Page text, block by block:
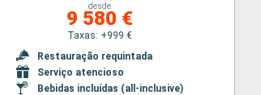
desde
9 580 €
Taxas: +999 €
Restauração requintada
Serviço atencioso
Bebidas incluídas (all-inclusive)